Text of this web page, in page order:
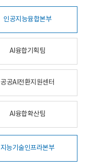
인공지능융합본부
AI융합기획팀
공공AI전환지원센터
AI융합확산팀
지능기술인프라본부